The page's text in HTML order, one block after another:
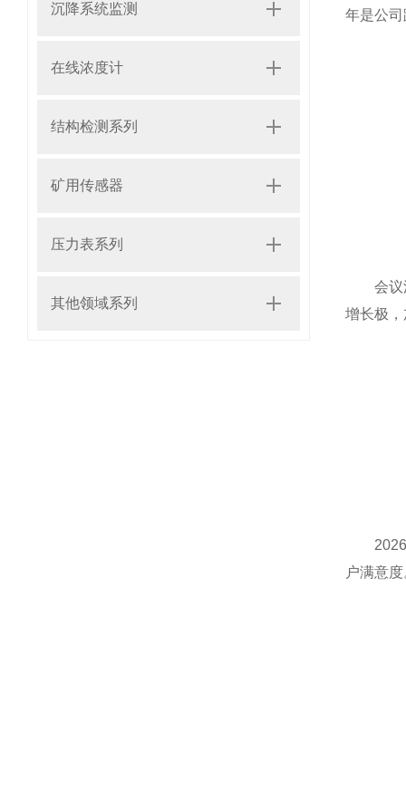
沉降系统监测
在线浓度计
结构检测系列
矿用传感器
压力表系列
其他领域系列
年是公
会议深
增长极
2026年
户满意